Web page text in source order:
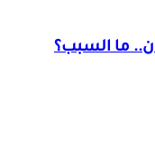
ما السبب؟